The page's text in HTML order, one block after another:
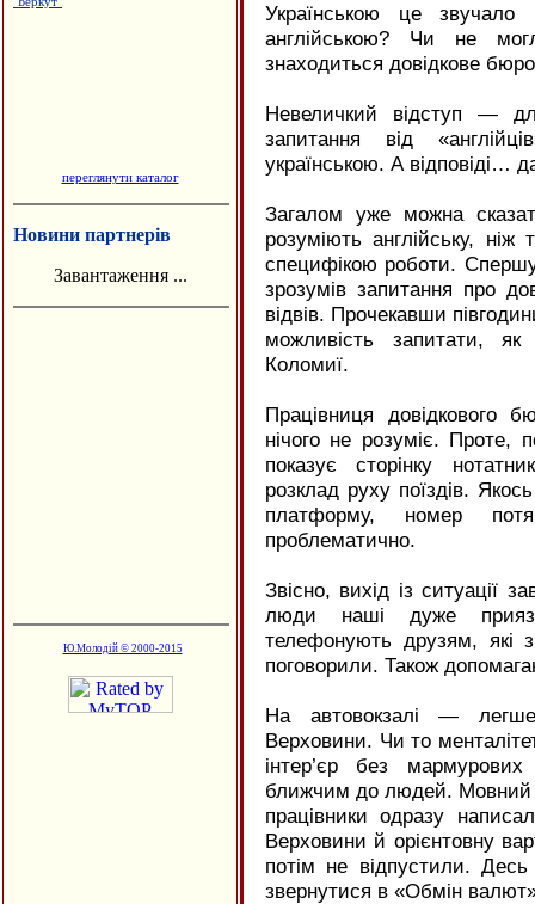
переглянути каталог
Новини партнерів
Завантаження ...
Ю.Молодій © 2000-2015
Українською це
англійською? Чи не
знаходиться довідкове
Невеличкий відступ —
запитання від
українською. А відповіді…
Загалом уже можна
розуміють англійську,
специфікою роботи.
зрозумів запитання про
відвів. Прочекавши
можливість запитати,
Коломиї.
Працівниця довідкового
нічого не розуміє. Проте,
показує сторінку
розклад руху поїздів.
платформу, номер
проблематично.
Звісно, вихід із ситуації
люди наші дуже
телефонують друзям, які
поговорили. Також
На автовокзалі —
Верховини. Чи то
інтер’єр без
ближчим до людей. Мовний
працівники одразу
Верховини й орієнтовну
потім не відпустили.
звернутися в «Обмін